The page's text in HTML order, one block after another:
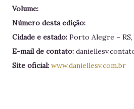
Volume:
Número desta edição:
Cidade e estado: Porto Alegre –
E-mail de contato:
Site oficial: www.daniellesv.com.br